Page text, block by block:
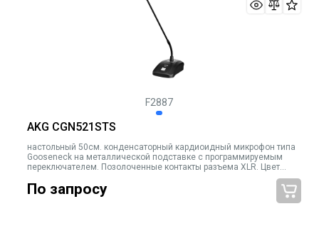
F2887
AKG CGN521STS
настольный 50см. конденсаторный кардиоидный микрофон типа
Gooseneck на металлической подставке с программируемым
переключателем. Позолоченные контакты разъема XLR. Цвет
По запросу